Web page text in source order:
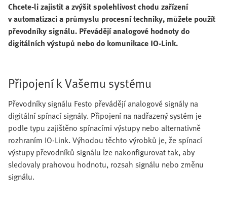
Chcete-li zajistit a zvýšit spolehlivost chodu zařízení
v automatizaci a průmyslu procesní techniky, můžete použít
převodníky signálu. Převádějí analogové hodnoty do
digitálních výstupů nebo do komunikace IO-Link.
Připojení k Vašemu systému
Převodníky signálu Festo převádějí analogové signály na
digitální spínací signály. Připojení na nadřazený systém je
podle typu zajištěno spínacími výstupy nebo alternativně
rozhraním IO-Link. Výhodou těchto výrobků je, že spínací
výstupy převodníků signálu lze nakonfigurovat tak, aby
sledovaly prahovou hodnotu, rozsah signálu nebo změnu
signálu.